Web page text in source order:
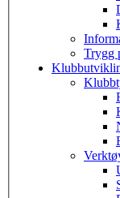
Trygg